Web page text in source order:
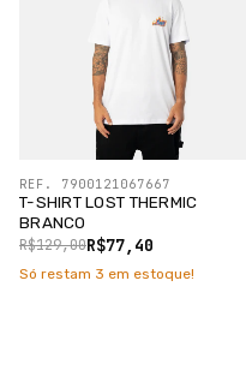
T-SHIRT LOST THERMIC
BRANCO
R$77,40
R$129,00
REF. 7900121067667
Só restam 3 em estoque!